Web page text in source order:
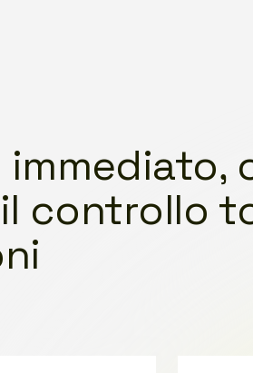
controllo